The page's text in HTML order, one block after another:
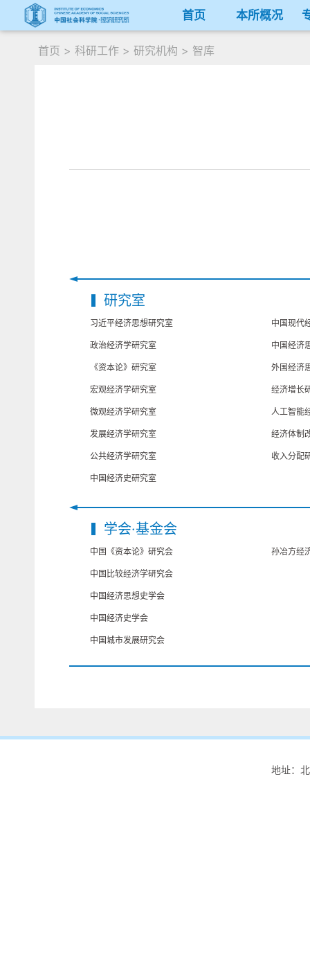
首页 本所概况
首页 > 科研工作 > 研究机构 > 智库
研究室
习近平经济思想研究室
政治经济学研究室
《资本论》研究室
宏观经济学研究室
微观经济学研究室
发展经济学研究室
公共经济学研究室
中国经济史研究室
中国现代
中国经济
外国经济
经济增长
人工智能
经济体制
收入分配
学会·基金会
中国《资本论》研究会
中国比较经济学研究会
中国经济思想史学会
中国经济史学会
中国城市发展研究会
孙冶方经
地址：